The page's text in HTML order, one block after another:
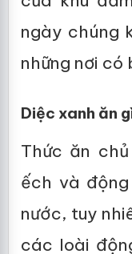
ngày chúng
những nơi có
Diệc xanh ăn
Thức ăn
ếch và
nước, tuy
các loài